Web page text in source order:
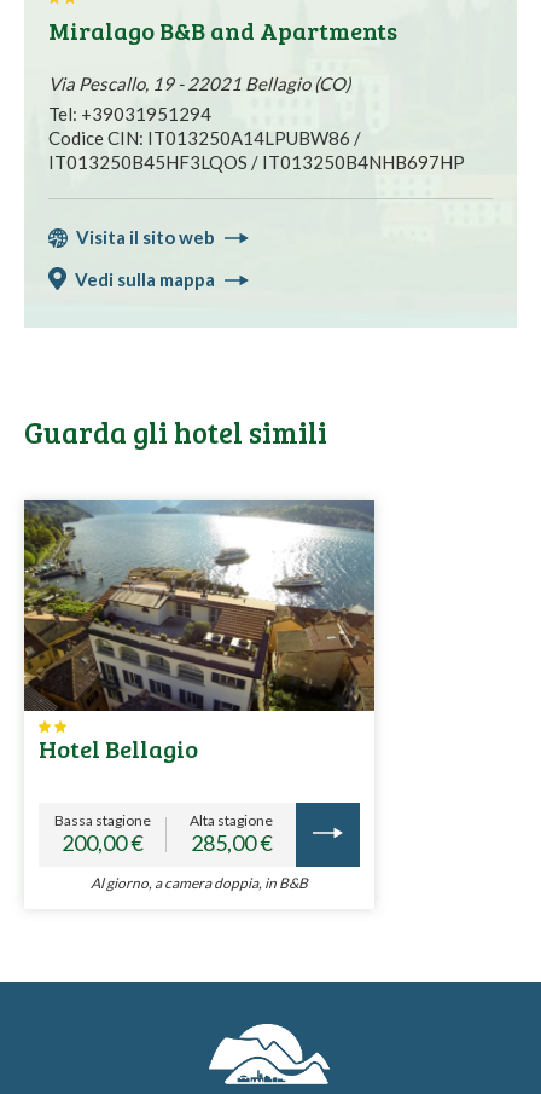
Miralago B&B and Apartments
Via Pescallo, 19 - 22021 Bellagio (CO)
Tel: +39031951294
Codice CIN: IT013250A14LPUBW86 /
IT013250B45HF3LQOS / IT013250B4NHB697HP
Visita il sito web
Vedi sulla mappa
Guarda gli hotel simili
Hotel Bellagio
Bassa stagione
200,00 €
Alta stagione
285,00 €
Al giorno, a camera doppia, in B&B